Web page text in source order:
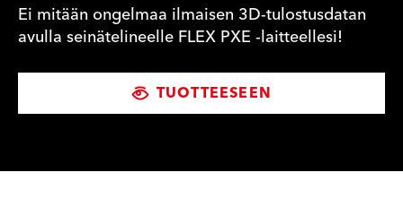
Ei mitään ongelmaa ilmaisen 3D-tulostusdatan
avulla seinätelineelle FLEX PXE -laitteellesi!
TUOTTEESEEN